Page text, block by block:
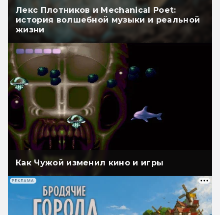
Лекс Плотников и Mechanical Poet:
история волшебной музыки и реальной
жизни
Как Чужой изменил кино и игры
РЕКЛАМА